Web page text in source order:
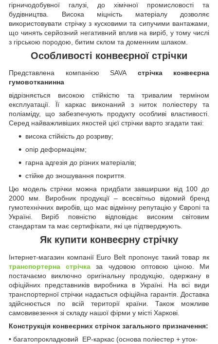
гірничодобувної галузі, до хімічної промисловості та
будівництва. Висока міцність матеріалу дозволяє
використовувати стрічку з кусковими та сипучими вантажами,
що чинять серйозний негативний вплив на виріб, у тому числі
з гірською породою, битим склом та доменним шлаком.
Особливості конвеєрної стрічки
Представлена компанією SAVAстрічка конвеєрна
гумовотканинна
відрізняється високою стійкістю та тривалим терміном
експлуатації. Її каркас виконаний з ниток поліестеру та
поліаміду, що забезпечують продукту особливі властивості.
Серед найважливіших якостей цієї стрічки варто згадати такі:
висока стійкість до розриву;
опір деформаціям;
гарна адгезія до різних матеріалів;
стійке до зношування покриття.
Цю модель стрічки можна придбати завширшки від 100 до
2000 мм. Виробник продукції – всесвітньо відомий бренд
гумотехнічних виробів, що має відмінну репутацію у Європі та
Україні. Виріб повністю відповідає високим світовим
стандартам та має сертифікати, які це підтверджують.
Як купити конвеєрну стрічку
Інтернет-магазин компанії Euro Belt пропонує такий товар як
транспортерна стрічка за чудовою оптовою ціною. Ми
постачаємо виключно оригінальну продукцію, одержану в
офіційних представників виробника в Україні. На всі види
транспортерної стрічки надається офіційна гарантія. Доставка
здійснюється по всій території країни. Також можливе
самовивезення зі складу нашої фірми у місті Харкові.
Конструкція конвеєрних стрічок загального призначення:
• багатопрокладковий ЕР-каркас (основа поліестер + уток-